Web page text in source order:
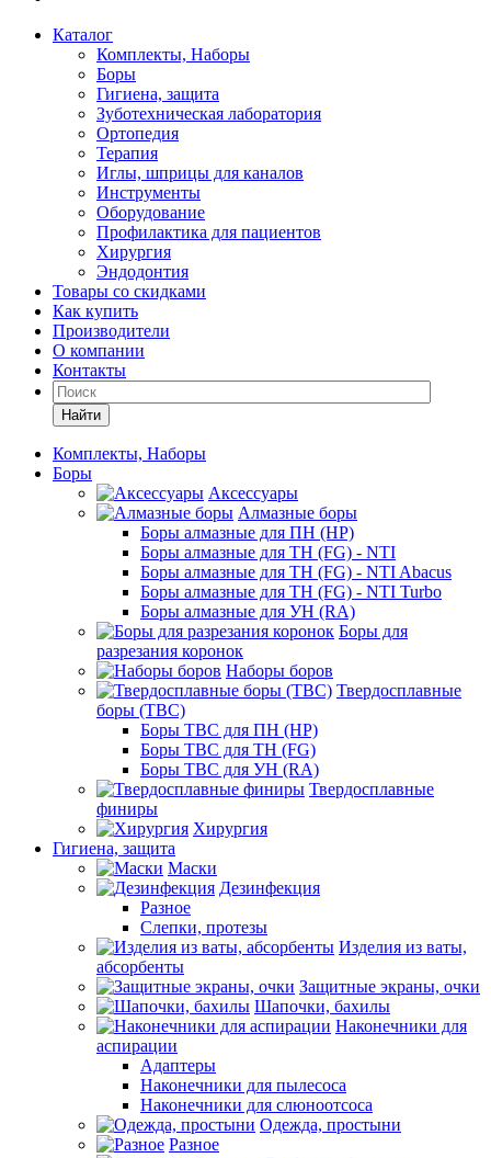
Каталог
Комплекты, Наборы
Боры
Гигиена, защита
Зуботехническая лаборатория
Ортопедия
Терапия
Иглы, шприцы для каналов
Инструменты
Оборудование
Профилактика для пациентов
Хирургия
Эндодонтия
Товары со скидками
Как купить
Производители
О компании
Контакты
Найти
Комплекты, Наборы
Боры
Аксессуары
Алмазные боры
Боры алмазные для ПН (HP)
Боры алмазные для ТН (FG) - NTI
Боры алмазные для ТН (FG) - NTI Abacus
Боры алмазные для ТН (FG) - NTI Turbo
Боры алмазные для УН (RA)
Боры для
разрезания коронок
Наборы боров
Твердосплавные
боры (ТВС)
Боры ТВС для ПН (HP)
Боры ТВС для ТН (FG)
Боры ТВС для УН (RA)
Твердосплавные
финиры
Хирургия
Гигиена, защита
Маски
Дезинфекция
Разное
Слепки, протезы
Изделия из ваты,
абсорбенты
Защитные экраны, очки
Шапочки, бахилы
Наконечники для
аспирации
Адаптеры
Наконечники для пылесоса
Наконечники для слюноотсоса
Одежда, простыни
Разное